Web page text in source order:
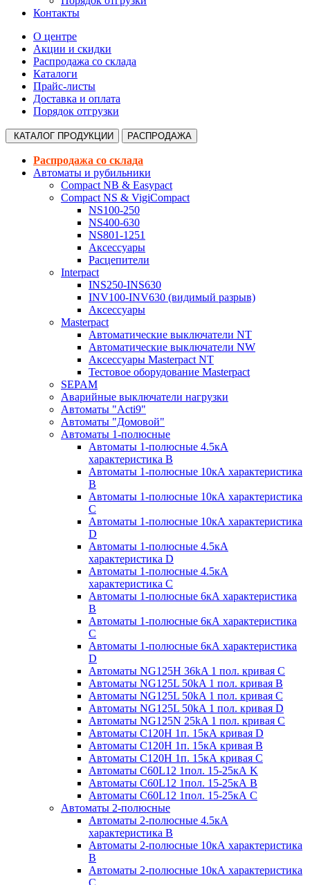
Контакты
О центре
Акции и скидки
Распродажа со склада
Каталоги
Прайс-листы
Доставка и оплата
Порядок отгрузки
КАТАЛОГ ПРОДУКЦИИ РАСПРОДАЖА
Распродажа со склада
Автоматы и рубильники
Compact NB & Easypact
Compact NS & VigiCompact
NS100-250
NS400-630
NS801-1251
Аксессуары
Расцепители
Interpact
INS250-INS630
INV100-INV630 (видимый разрыв)
Аксессуары
Masterpact
Автоматические выключатели NT
Автоматические выключатели NW
Аксессуары Masterpact NT
Тестовое оборудование Masterpact
SEPAM
Аварийные выключатели нагрузки
Автоматы "Acti9"
Автоматы "Домовой"
Автоматы 1-полюсные
Автоматы 1-полюсные 4.5кА
характеристика В
Автоматы 1-полюсные 10кА характеристика
B
Автоматы 1-полюсные 10кА характеристика
C
Автоматы 1-полюсные 10кА характеристика
D
Автоматы 1-полюсные 4.5кА
характеристика D
Автоматы 1-полюсные 4.5кА
характеристика С
Автоматы 1-полюсные 6кА характеристика
B
Автоматы 1-полюсные 6кА характеристика
C
Автоматы 1-полюсные 6кА характеристика
D
Автоматы NG125H 36kA 1 пол. кривая C
Автоматы NG125L 50kA 1 пол. кривая B
Автоматы NG125L 50kA 1 пол. кривая C
Автоматы NG125L 50kA 1 пол. кривая D
Автоматы NG125N 25kA 1 пол. кривая C
Автоматы С120H 1п. 15кА кривая D
Автоматы С120H 1п. 15кА кривая В
Автоматы С120H 1п. 15кА кривая С
Автоматы С60L12 1пол. 15-25кА K
Автоматы С60L12 1пол. 15-25кА В
Автоматы С60L12 1пол. 15-25кА С
Автоматы 2-полюсные
Автоматы 2-полюсные 4.5кА
характеристика В
Автоматы 2-полюсные 10кА характеристика
B
Автоматы 2-полюсные 10кА характеристика
C